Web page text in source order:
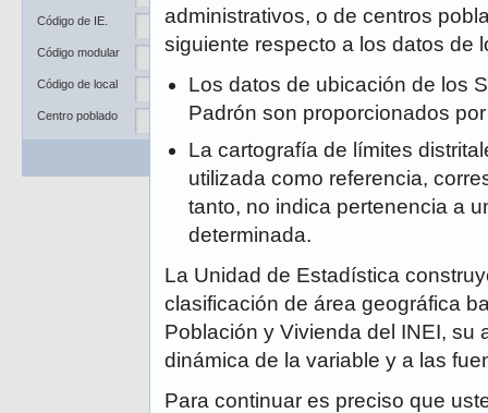
Código de IE.
Código modular
Código de local
Centro poblado
Departamento
Distrito
Buscar Limpiar
administrativos, o de centros
siguiente respecto a los datos de
Los datos de ubicación de los
Padrón son proporcionados
La cartografía de límites
utilizada como referencia,
tanto, no indica pertenencia a
determinada.
La Unidad de Estadística
clasificación de área geográfica
Población y Vivienda del INEI, su
dinámica de la variable y a las
Para continuar es preciso que